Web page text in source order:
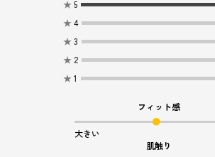
★ 5
★ 4
★ 3
★ 2
★ 1
フィット感
大きい
肌触り